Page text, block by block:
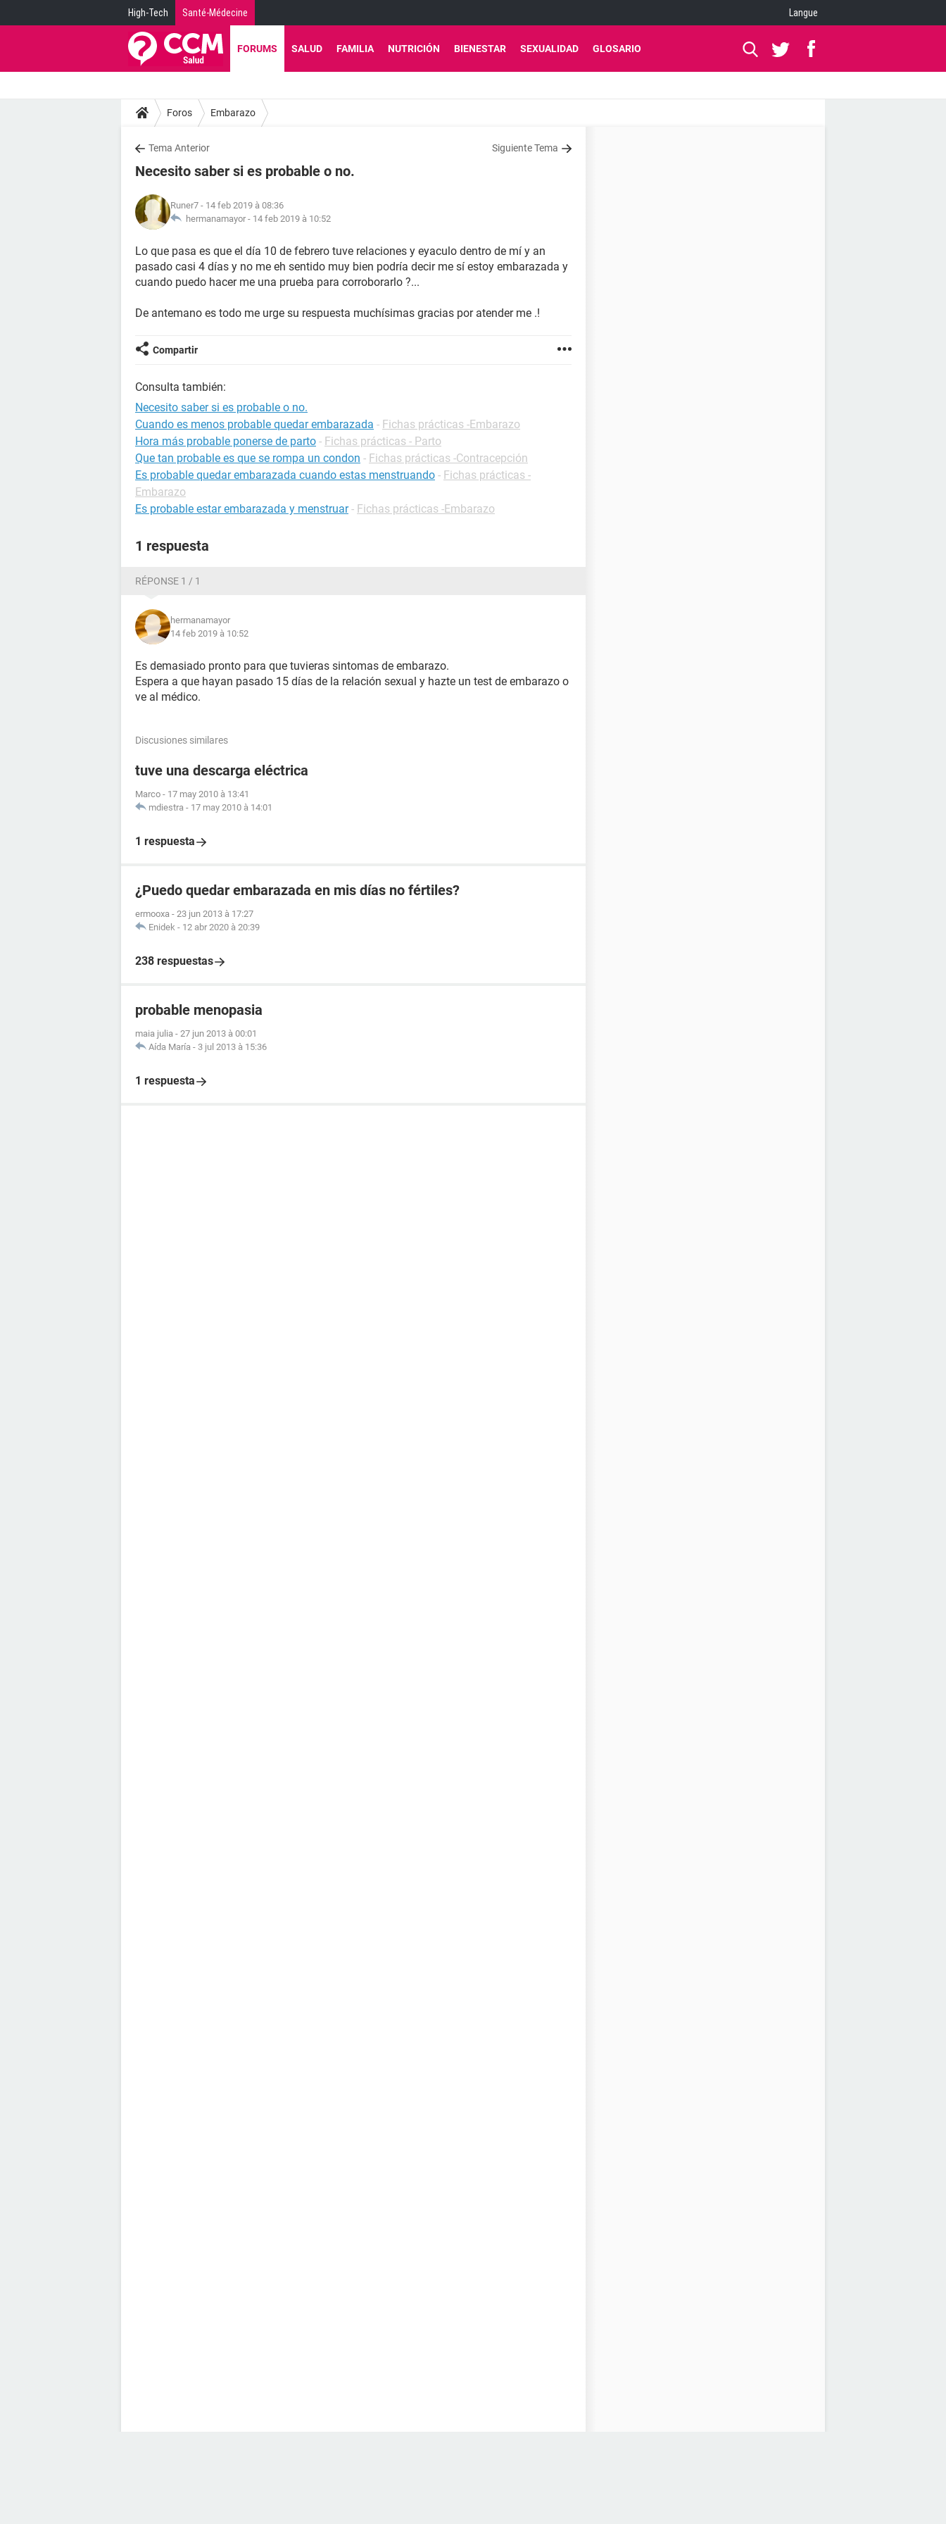
High-Tech Santé-Médecine Langue
FORUMS SALUD FAMILIA NUTRICIÓN BIENESTAR SEXUALIDAD GLOSARIO
Foros Embarazo
Tema Anterior Siguiente Tema
Necesito saber si es probable o no.
Runer7 - 14 feb 2019 à 08:36
hermanamayor - 14 feb 2019 à 10:52
Lo que pasa es que el día 10 de febrero tuve relaciones y eyaculo dentro de mí y an
pasado casi 4 días y no me eh sentido muy bien podría decir me sí estoy embarazada y
cuando puedo hacer me una prueba para corroborarlo ?...
De antemano es todo me urge su respuesta muchísimas gracias por atender me .!
Compartir
Consulta también:
Necesito saber si es probable o no.
Cuando es menos probable quedar embarazada - Fichas prácticas -Embarazo
Hora más probable ponerse de parto - Fichas prácticas - Parto
Que tan probable es que se rompa un condon - Fichas prácticas -Contracepción
Es probable quedar embarazada cuando estas menstruando - Fichas prácticas -
Embarazo
Es probable estar embarazada y menstruar - Fichas prácticas -Embarazo
1 respuesta
RÉPONSE 1 / 1
hermanamayor
14 feb 2019 à 10:52
Es demasiado pronto para que tuvieras sintomas de embarazo.
Espera a que hayan pasado 15 días de la relación sexual y hazte un test de embarazo o
ve al médico.
Discusiones similares
tuve una descarga eléctrica
Marco - 17 may 2010 à 13:41
mdiestra - 17 may 2010 à 14:01
1 respuesta
¿Puedo quedar embarazada en mis días no fértiles?
ermooxa - 23 jun 2013 à 17:27
Enidek - 12 abr 2020 à 20:39
238 respuestas
probable menopasia
maia julia - 27 jun 2013 à 00:01
Aída María - 3 jul 2013 à 15:36
1 respuesta